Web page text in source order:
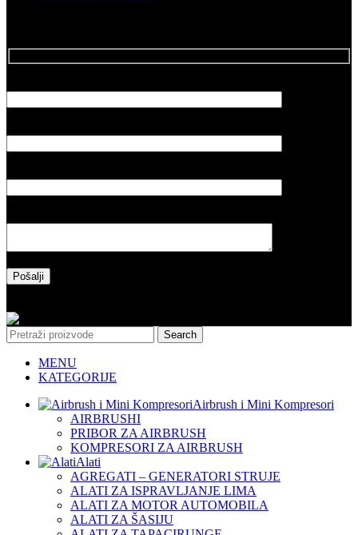
Search
MENU
KATEGORIJE
Airbrush i Mini Kompresori
AIRBRUSHI
PRIBOR ZA AIRBRUSH
KOMPRESORI ZA AIRBRUSH
Alati
AGREGATI – GENERATORI STRUJE
ALATI ZA ISPRAVLJANJE LIMA
ALATI ZA MOTOR AUTOMOBILA
ALATI ZA ŠASIJU